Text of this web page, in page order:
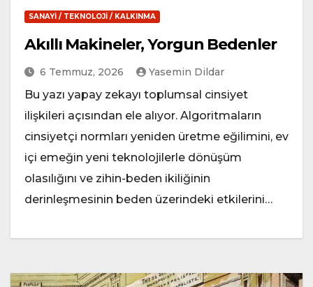
SANAYI / TEKNOLOJI / KALKINMA
Akıllı Makineler, Yorgun Bedenler
6 Temmuz, 2026 Yasemin Dildar
Bu yazı yapay zekayı toplumsal cinsiyet
ilişkileri açısından ele alıyor. Algoritmaların
cinsiyetçi normları yeniden üretme eğilimini, ev
içi emeğin yeni teknolojilerle dönüşüm
olasılığını ve zihin-beden ikiliğinin
derinleşmesinin beden üzerindeki etkilerini…